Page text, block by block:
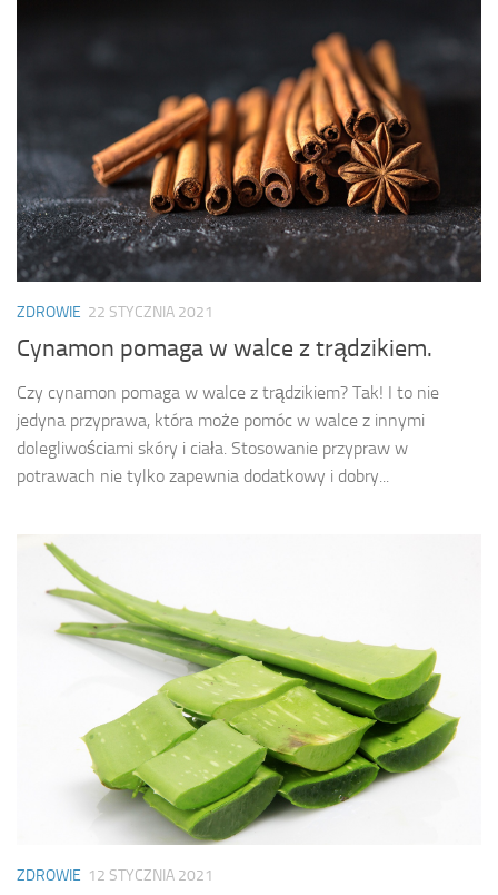
ZDROWIE 22 STYCZNIA 2021
Cynamon pomaga w walce z trądzikiem.
Czy cynamon pomaga w walce z trądzikiem? Tak! I to nie
jedyna przyprawa, która może pomóc w walce z innymi
dolegliwościami skóry i ciała. Stosowanie przypraw w
potrawach nie tylko zapewnia dodatkowy i dobry...
ZDROWIE 12 STYCZNIA 2021